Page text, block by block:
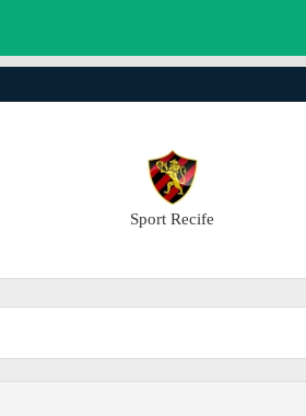
Sport Recife